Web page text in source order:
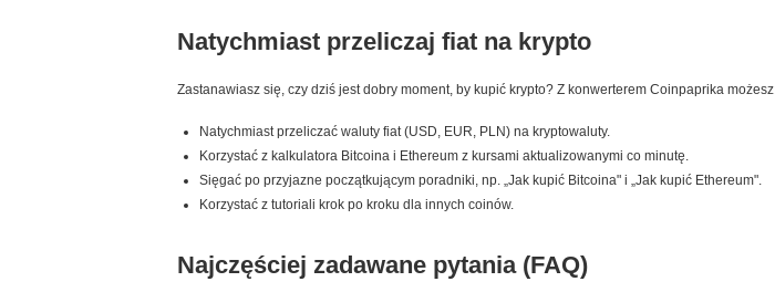
Natychmiast przeliczaj fiat na krypto
Zastanawiasz się, czy dziś jest dobry moment, by kupić krypto? Z konwerterem Coinpaprika
Natychmiast przeliczać waluty fiat (USD, EUR, PLN) na kryptowaluty.
Korzystać z kalkulatora Bitcoina i Ethereum z kursami aktualizowanymi co minutę.
Sięgać po przyjazne początkującym poradniki, np. „Jak kupić Bitcoina" i „Jak kupić Ethereum".
Korzystać z tutoriali krok po kroku dla innych coinów.
Najczęściej zadawane pytania (FAQ)